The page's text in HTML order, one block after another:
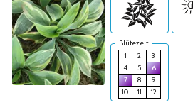
Blütezeit
1
2
3
4
5
6
7
8
9
10
11 12